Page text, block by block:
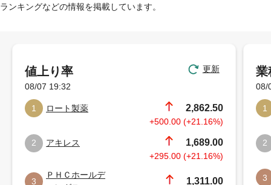
ランキングなどの情報を掲載しています。